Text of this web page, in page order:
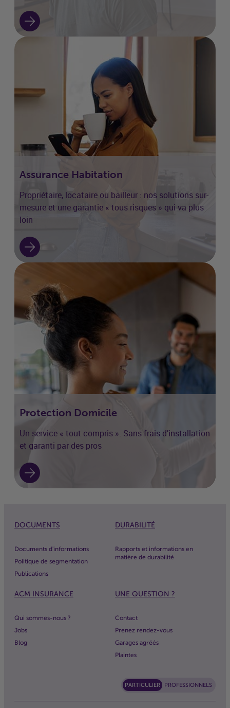
Assurance Habitation
Propriétaire, locataire ou bailleur : nos solutions sur-
mesure et une garantie « tous risques » qui va plus
loin
Protection Domicile
Un service « tout compris ». Sans frais d’installation
et garanti par des pros
DOCUMENTS
Documents d'informations
Politique de segmentation
Publications
DURABILITÉ
Rapports et informations en
matière de durabilité
ACM INSURANCE
Qui sommes-nous ?
Jobs
Blog
UNE QUESTION ?
Contact
Prenez rendez-vous
Garages agréés
Plaintes
PARTICULIER PROFESSIONNELS